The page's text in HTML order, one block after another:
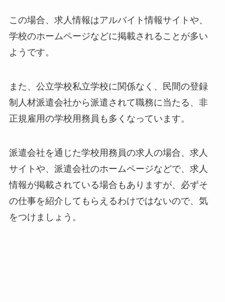
この場合、求人情報はアルバイト情報サイトや、
学校のホームページなどに掲載されることが多い
ようです。
また、公立学校私立学校に関係なく、民間の登録
制人材派遣会社から派遣されて職務に当たる、非
正規雇用の学校用務員も多くなっています。
派遣会社を通じた学校用務員の求人の場合、求人
サイトや、派遣会社のホームページなどで、求人
情報が掲載されている場合もありますが、必ずそ
の仕事を紹介してもらえるわけではないので、気
をつけましょう。